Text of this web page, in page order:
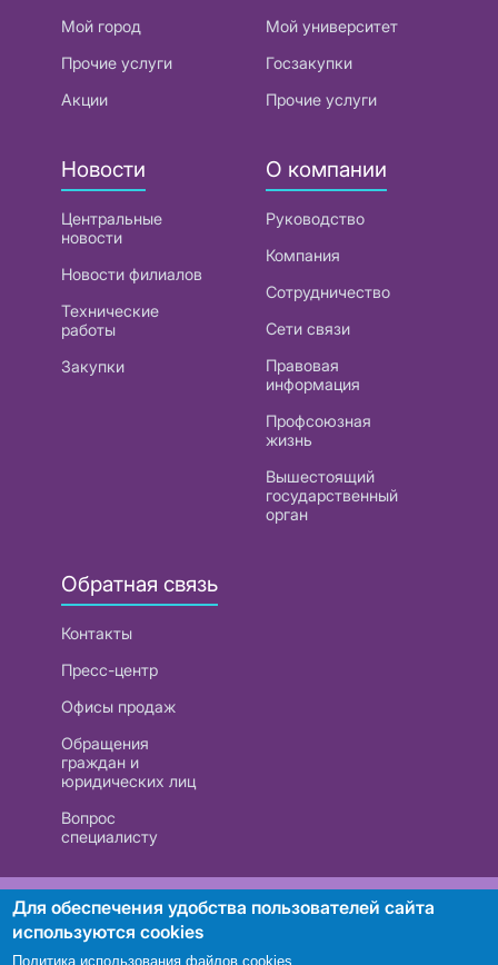
Мой город
Прочие услуги
Акции
Мой университет
Госзакупки
Прочие услуги
Новости
Центральные
новости
Новости филиалов
Технические
работы
Закупки
О компании
Руководство
Компания
Сотрудничество
Сети связи
Правовая
информация
Профсоюзная
жизнь
Вышестоящий
государственный
орган
Обратная связь
Контакты
Пресс-центр
Офисы продаж
Обращения
граждан и
юридических лиц
Вопрос
специалисту
РУП «Белтелеком». УНП 101007741
Для обеспечения удобства пользователей сайта
используются cookies
Политика использования файлов cookies